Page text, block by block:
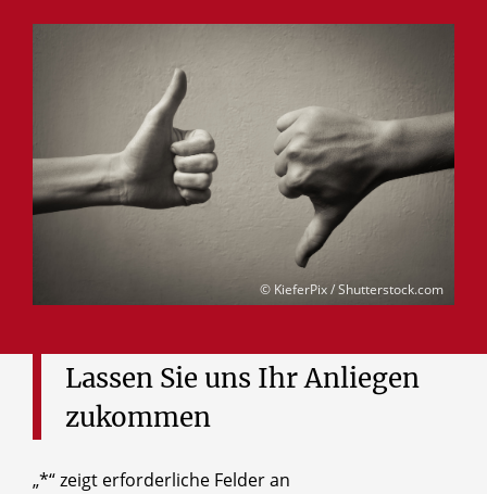
© KieferPix / Shutterstock.com
Lassen Sie uns IhrAnliegen
zukommen
„*“ zeigt erforderliche Felder an